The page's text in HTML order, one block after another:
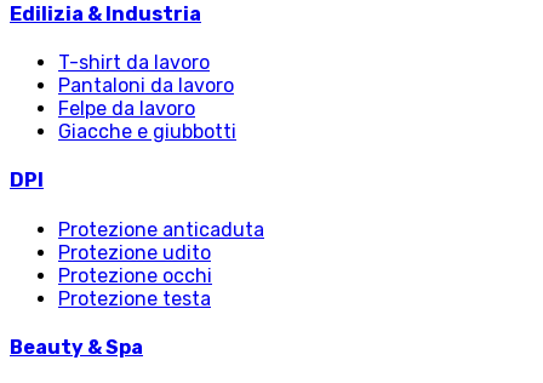
Edilizia & Industria
T-shirt da lavoro
Pantaloni da lavoro
Felpe da lavoro
Giacche e giubbotti
DPI
Protezione anticaduta
Protezione udito
Protezione occhi
Protezione testa
Beauty & Spa